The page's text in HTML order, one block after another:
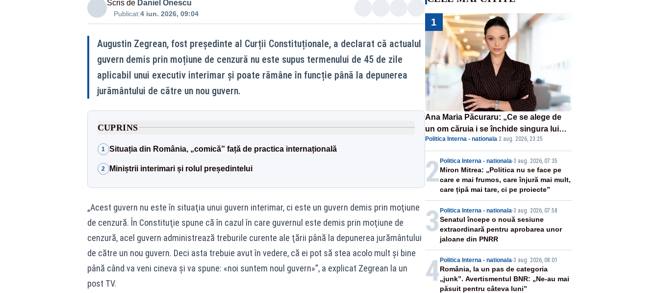
Scris de Daniel Onescu
Publicat:4 iun. 2026, 09:04
Augustin Zegrean, fost președinte al Curții Constituționale, a declarat că actualul
guvern demis prin moțiune de cenzură nu este supus termenului de 45 de zile
aplicabil unui executiv interimar și poate rămâne în funcție până la depunerea
jurământului de către un nou guvern.
CUPRINS
1 Situația din România, „comică” față de practica internațională
2 Miniștrii interimari și rolul președintelui
„Acest guvern nu este în situaţia unui guvern interimar, ci este un guvern demis prin moţiune
de cenzură. În Constituţie spune că în cazul în care guvernul este demis prin moţiune de
cenzură, acel guvern administrează treburile curente ale ţării până la depunerea jurământului
de către un nou guvern. Deci asta trebuie avut în vedere, că ei pot să stea acolo mult şi bine
până când va veni cineva şi va spune: «noi suntem noul guvern»”, a explicat Zegrean la un
post TV.
1
Ana Maria Păcuraru: „Ce se alege de
un om căruia i se închide singura lui
portiță?”
Politica Interna - nationala·2 aug. 2026, 23:25
2Politica Interna - nationala-3 aug. 2026, 07:35
Miron Mitrea: „Politica nu se face pe
care e mai frumos, care înjură mai mult,
care țipă mai tare, ci pe proiecte”
3 Politica Interna - nationala-3 aug. 2026, 07:58
Senatul începe o nouă sesiune
extraordinară pentru aprobarea unor
jaloane din PNRR
4Politica Interna - nationala-3 aug. 2026, 08:01
România, la un pas de categoria
„junk”. Avertismentul BNR: „Ne-au mai
păsuit pentru câteva luni”